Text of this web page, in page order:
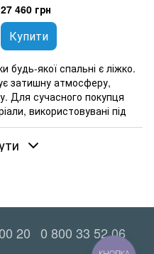
27 460 грн
Купити
якої спальні є ліжко.
затишну атмосферу,
Для сучасного покупця
використовувані під
на власній фабриці
20 0 800 33 52 06